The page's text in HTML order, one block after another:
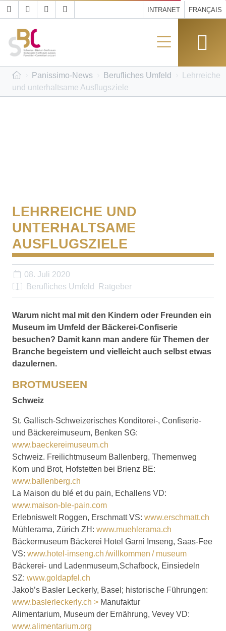
INTRANET FRANÇAIS
Panissimo-News Berufliches Umfeld
Lehrreiche
und unterhaltsame Ausflugsziele
LEHRREICHE UND
UNTERHALTSAME
AUSFLUGSZIELE
08. Juli 2020
Berufliches Umfeld
Ratgeber
Warum nicht mal mit den Kindern oder Freunden ein
Museum im Umfeld der Bäckerei-Confiserie
besuchen? Damit kann man andere für Themen der
Branche begeistern und vielleicht auch selbst etwas
dazulernen.
BROTMUSEEN
Schweiz
St. Gallisch-Schweizerisches Konditorei-, Confiserie-
und Bäckereimuseum, Benken SG:
www.baeckereimuseum.ch
Schweiz. Freilichtmuseum Ballenberg, Themenweg
Korn und Brot, Hofstetten bei Brienz BE:
www.ballenberg.ch
La Maison du blé et du pain, Echallens VD:
www.maison-ble-pain.com
Erlebniswelt Roggen, Erschmatt VS: www.erschmatt.ch
Mühlerama, Zürich ZH: www.muehlerama.ch
Bäckermuseum Bäckerei Hotel Garni Imseng, Saas-Fee
VS: www.hotel-imseng.ch /willkommen / museum
Bäckerei- und Ladenmuseum,Schafbock, Einsiedeln
SZ: www.goldapfel.ch
Jakob’s Basler Leckerly, Basel; historische Führungen:
www.baslerleckerly.ch > Manufaktur
Alimentarium, Museum der Ernährung, Vevey VD:
www.alimentarium.org